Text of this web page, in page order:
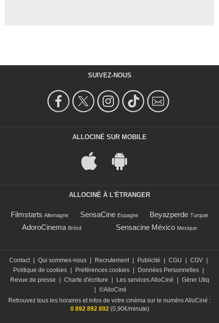
SUIVEZ-NOUS
ALLOCINÉ SUR MOBILE
ALLOCINÉ À L'ÉTRANGER
Filmstarts Allemagne SensaCine Espagne Beyazperde Turquie
AdoroCinema Brésil Sensacine México Mexique
Contact | Qui sommes-nous | Recrutement | Publicité | CGU | CGV |
Politique de cookies | Préférences cookies | Données Personnelles |
Revue de presse
| Charte d'écriture | Les services AlloCiné | Gérer Utiq
| ©AlloCiné
Retrouvez tous les horaires et infos de votre cinéma sur le numéro AlloCiné :
0 892 892 892 (0,90€/minute)